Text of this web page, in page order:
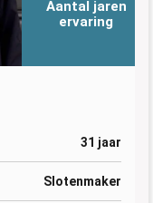
Aantal jaren
ervaring
31 jaar
Slotenmaker